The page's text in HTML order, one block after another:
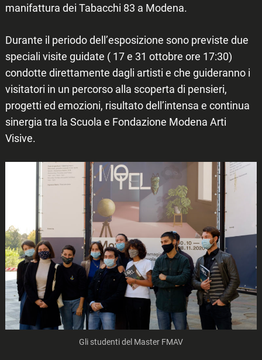
manifattura dei Tabacchi 83 a Modena.
Durante il periodo dell’esposizione sono previste due
speciali visite guidate ( 17 e 31 ottobre ore 17:30)
condotte direttamente dagli artisti e che guideranno i
visitatori in un percorso alla scoperta di pensieri,
progetti ed emozioni, risultato dell’intensa e continua
sinergia tra la Scuola e Fondazione Modena Arti
Visive.
Gli studenti del Master FMAV